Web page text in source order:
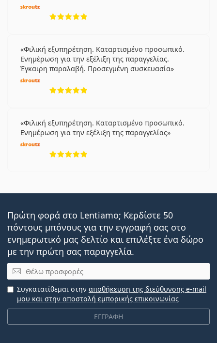
Φιλική εξυπηρέτηση. Καταρτισμένο προσωπικό.
Ενημέρωση για την εξέλιξη της παραγγελίας.
Έγκαιρη παραλαβή. Προσεγμένη συσκευασία
Φιλική εξυπηρέτηση. Καταρτισμένο προσωπικό.
Ενημέρωση για την εξέλιξη της παραγγελίας
Πρώτη φορά στο Lentiamo; Κερδίστε 50
πόντους μπόνους για την εγγραφή σας στο
ενημερωτικό μας δελτίο και επιλέξτε ένα δώρο
με την πρώτη σας παραγγελία.
Email
ΕΓΓΡΑΦΗ
Συγκατατίθεμαι στην αποθήκευση της διεύθυνσης e-mail
μου και στην αποστολή εμπορικής επικοινωνίας